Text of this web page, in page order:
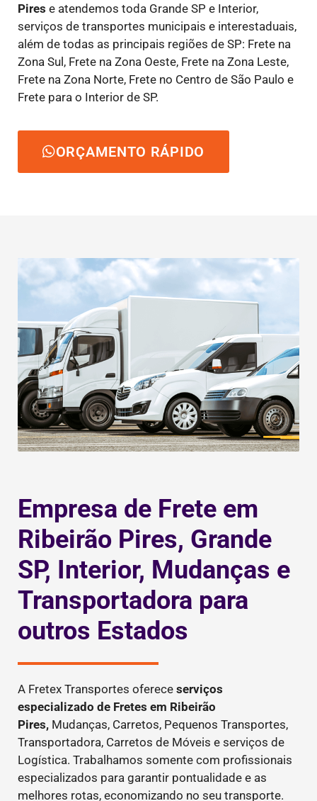
Pires e atendemos toda Grande SP e Interior,
serviços de transportes municipais e interestaduais,
além de todas as principais regiões de SP: Frete na
Zona Sul, Frete na Zona Oeste, Frete na Zona Leste,
Frete na Zona Norte, Frete no Centro de São Paulo e
Frete para o Interior de SP.
ORÇAMENTO RÁPIDO
Empresa de Frete em
Ribeirão Pires, Grande
SP, Interior, Mudanças e
Transportadora para
outros Estados
A Fretex Transportes oferece serviços
especializado de Fretes em Ribeirão
Pires, Mudanças, Carretos, Pequenos Transportes,
Transportadora, Carretos de Móveis e serviços de
Logística. Trabalhamos somente com profissionais
especializados para garantir pontualidade e as
melhores rotas, economizando no seu transporte.